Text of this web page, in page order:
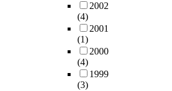
2002
(4)
2001
(1)
2000
(4)
1999
(3)